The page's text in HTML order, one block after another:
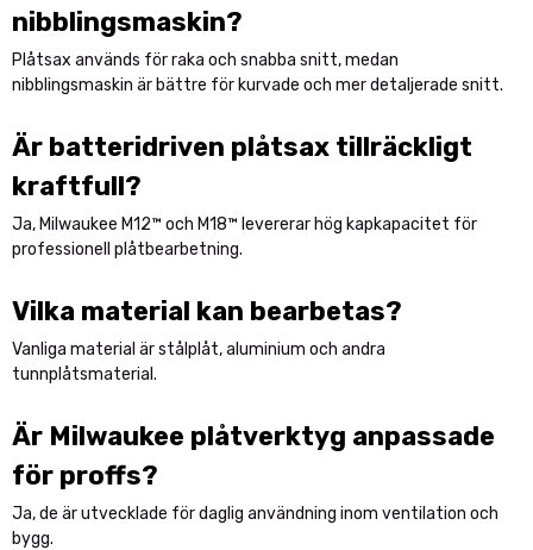
nibblingsmaskin?
Plåtsax används för raka och snabba snitt, medan
nibblingsmaskin är bättre för kurvade och mer detaljerade snitt.
Är batteridriven plåtsax tillräckligt
kraftfull?
Ja, Milwaukee M12™ och M18™ levererar hög kapkapacitet för
professionell plåtbearbetning.
Vilka material kan bearbetas?
Vanliga material är stålplåt, aluminium och andra
tunnplåtsmaterial.
Är Milwaukee plåtverktyg anpassade
för proffs?
Ja, de är utvecklade för daglig användning inom ventilation och
bygg.